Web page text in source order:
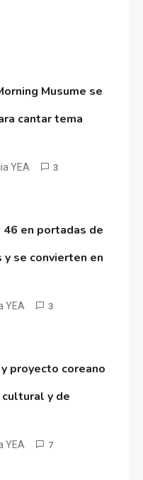
Musume se
cantar tema
YEA 3
en portadas de
se convierten en
YEA 3
proyecto coreano
y de
YEA 7